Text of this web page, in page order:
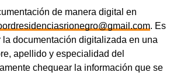
de manera digital en
. Es
la documentación digitalizada en una
apellido y especialidad del
chequear la información que se